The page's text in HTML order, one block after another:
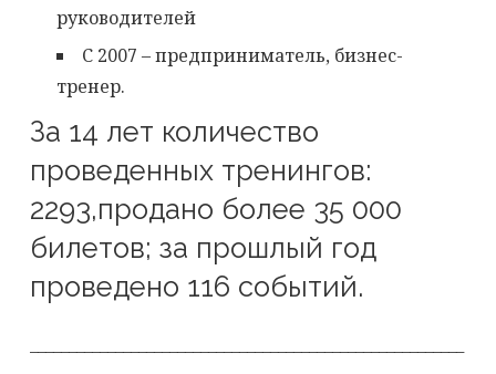
руководителей
С 2007 – предприниматель, бизнес-
тренер.
За 14 лет количество
проведенных тренингов:
2293,продано более 35 000
билетов; за прошлый год
проведено 116 событий.